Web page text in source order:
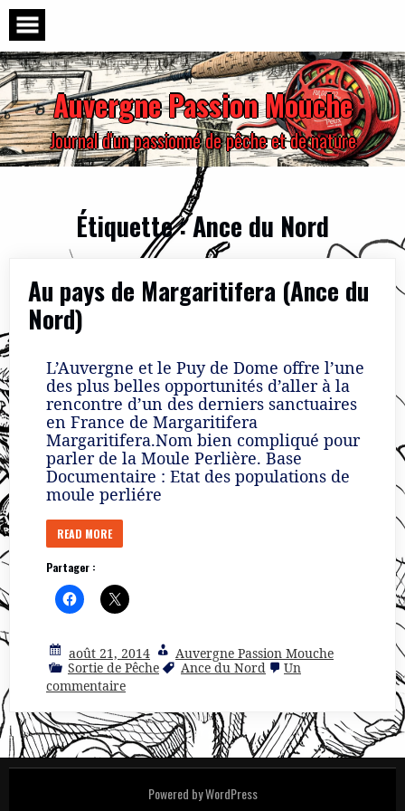
Skip
content
Auvergne Passion Mouche
Journal d'un passionné de pêche et de nature
Étiquette :Ance du Nord
Au pays de Margaritifera (Ance du
Nord)
L’Auvergne et le Puy de Dome offre l’une
des plus belles opportunités d’aller à la
rencontre d’un des derniers sanctuaires
en France de Margaritifera
Margaritifera.Nom bien compliqué pour
parler de la Moule Perlière. Base
Documentaire : Etat des populations de
moule perliére
READ MORE
Partager :
août 21, 2014
Auvergne Passion Mouche
Sortie de Pêche
Ance du Nord
Un
commentairesur
pays
de
Margaritifera
(Ance
du
Nord)Powered by WordPress